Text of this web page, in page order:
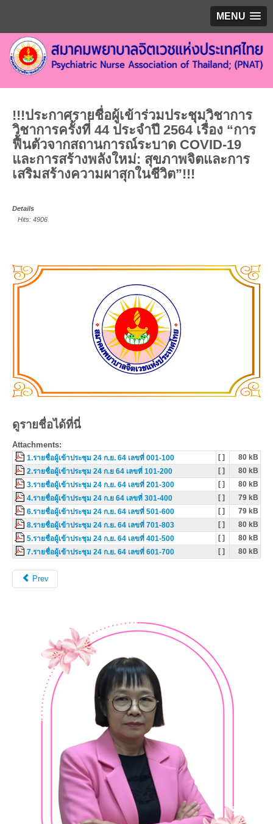
MENU
!!!ประกาศรายชื่อผู้เข้าร่วมประชุมวิชาการ
วิชาการครั้งที่ 44 ประจำปี 2564 เรื่อง “การ
ฟื้นตัวจากสถานการณ์ระบาด COVID-19
และการสร้างพลังใหม่: สุขภาพจิตและการ
เสริมสร้างความผาสุกในชีวิต”!!!
Details
Hits: 4906
ดูรายชื่อได้ที่นี่
Attachments:
1.รายชื่อผู้เข้าประชุม 24 ก.ย. 64 เลขที่ 001-100 [ ]
80 kB
2.รายชื่อผู้เข้าประชุม 24 ก.ย 64 เลขที่ 101-200
[ ]
80 kB
3.รายชื่อผู้เข้าประชุม 24 ก.ย. 64 เลขที่ 201-300
[ ]
80 kB
4.รายชื่อผู้เข้าประชุม 24 ก.ย 64 เลขที่ 301-400
[ ]
79 kB
6.รายชื่อผู้เข้าประชุม 24 ก.ย. 64 เลขที่ 501-600
[ ]
79 kB
8.รายชื่อผู้เข้าประชุม 24 ก.ย. 64 เลขที่ 701-803
[ ]
80 kB
5.รายชื่อผู้เข้าประชุม 24 ก.ย. 64 เลขที่ 401-500
[ ]
80 kB
7.รายชื่อผู้เข้าประชุม 24 ก.ย. 64 เลขที่ 601-700
[ ] 80 kB
Prev